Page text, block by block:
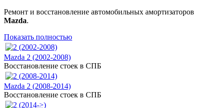
Ремонт и восстановление автомобильных амортизаторов
Mazda.
Показать полностью
Mazda 2 (2002-2008)
Восстановление стоек в СПБ
Mazda 2 (2008-2014)
Восстановление стоек в СПБ